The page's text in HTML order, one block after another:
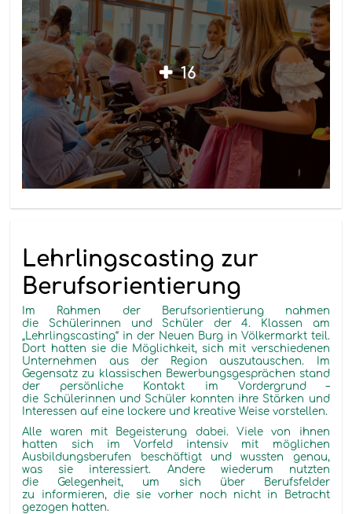
16
Lehrlingscasting zur
Berufsorientierung
Im Rahmen der Berufsorientierung nahmen
die Schülerinnen und Schüler der 4. Klassen am
„Lehrlingscasting“ in der Neuen Burg in Völkermarkt teil.
Dort hatten sie die Möglichkeit, sich mit verschiedenen
Unternehmen aus der Region auszutauschen. Im
Gegensatz zu klassischen Bewerbungsgesprächen stand
der persönliche Kontakt im Vordergrund –
die Schülerinnen und Schüler konnten ihre Stärken und
Interessen auf eine lockere und kreative Weise vorstellen.
Alle waren mit Begeisterung dabei. Viele von ihnen
hatten sich im Vorfeld intensiv mit möglichen
Ausbildungsberufen beschäftigt und wussten genau,
was sie interessiert. Andere wiederum nutzten
die Gelegenheit, um sich über Berufsfelder
zu informieren, die sie vorher noch nicht in Betracht
gezogen hatten.